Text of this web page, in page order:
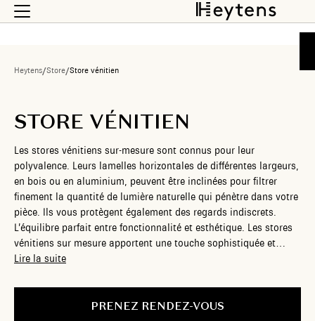
Heytens/Store/Store vénitien
STORE VÉNITIEN
Les stores vénitiens sur-mesure sont connus pour leur
polyvalence. Leurs lamelles horizontales de différentes largeurs,
en bois ou en aluminium, peuvent être inclinées pour filtrer
finement la quantité de lumière naturelle qui pénètre dans votre
pièce. Ils vous protègent également des regards indiscrets.
L’équilibre parfait entre fonctionnalité et esthétique. Les stores
vénitiens sur mesure apportent une touche sophistiquée et
contemporaine à votre intérieur, tout en offrant une solution
proposons des stores vénitiens personnalisés, en différentes
matières, finitions et largeurs, qui s’harmonisent parfaitement
Lire la suite
PRENEZ RENDEZ-VOUS